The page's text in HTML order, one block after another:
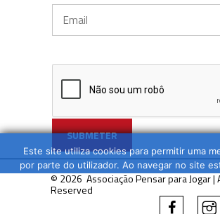
Este site utiliza cookies para permitir uma
por parte do utilizador. Ao navegar no site
sua utilização.
LER MAIS
© 2026 Associação Pensar para Jogar |
Reserved